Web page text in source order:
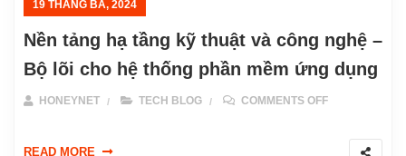
19 THÁNG BA, 2024
Nền tảng hạ tầng kỹ thuật và công nghệ –
Bộ lõi cho hệ thống phần mềm ứng dụng
HONEYNET TECH BLOG COMMENTS OFF
READ MORE